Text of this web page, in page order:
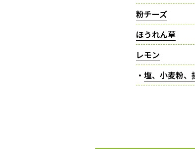
粉チーズ
ほうれん草
レモン
・ 塩、小麦粉、